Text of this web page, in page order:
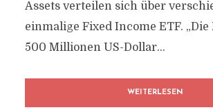
Assets verteilen sich über
einmalige Fixed Income ETF.
500 Millionen US-Dollar...
WEITERLESEN